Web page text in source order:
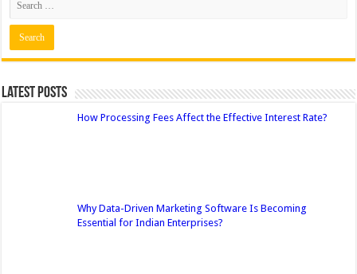
Latest Posts
How Processing Fees Affect the Effective Interest Rate?
Why Data-Driven Marketing Software Is Becoming
Essential for Indian Enterprises?